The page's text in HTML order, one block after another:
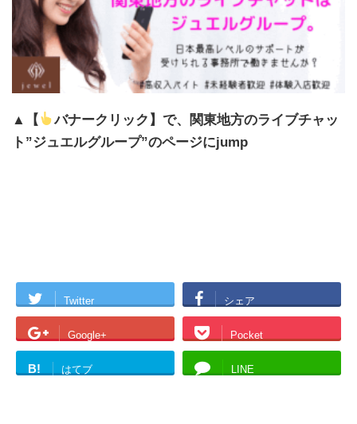
▲【
バナークリック】で、関東地方のライブチャッ
ト”ジュエルグループ”のページにjump
Twitter シェア
Google+ Pocket
B! はてブ LINE